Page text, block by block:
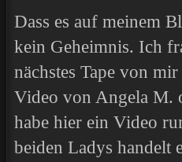
Dass es auf meinem
kein Geheimnis. Ich
nächstes Tape von
Video von Angela M.
habe hier ein Video
beiden Ladys handelt